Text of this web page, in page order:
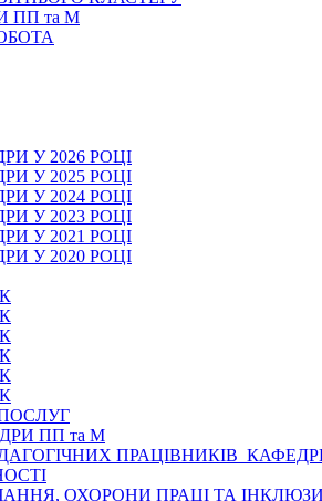
ПП та М
У 2026 РОЦІ
У 2025 РОЦІ
У 2024 РОЦІ
У 2023 РОЦІ
У 2021 РОЦІ
У 2020 РОЦІ
ПП та М
ПРАЦІВНИКІВ
ОХОРОНИ ПРАЦІ ТА